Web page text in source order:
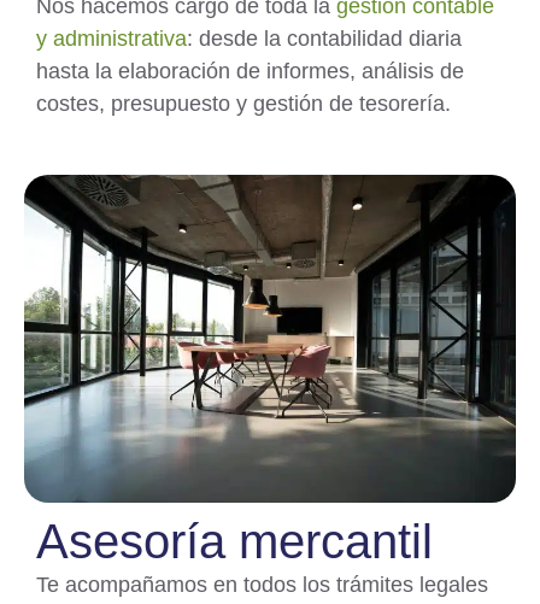
Nos hacemos cargo de toda la gestión contable
y administrativa: desde la contabilidad diaria
hasta la elaboración de informes, análisis de
costes, presupuesto y gestión de tesorería.
Asesoría mercantil
Te acompañamos en todos los trámites legales